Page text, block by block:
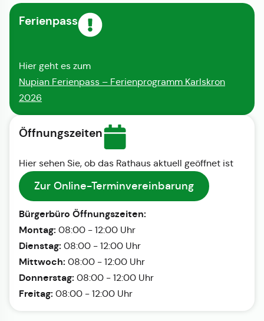
Ferienpass
Hier geht es zum
Nupian Ferienpass – Ferienprogramm Karlskron
2026
Öffnungszeiten
Hier sehen Sie, ob das Rathaus aktuell geöffnet ist
Zur Online-Terminvereinbarung
Bürgerbüro Öffnungszeiten:
Montag: 08:00 - 12:00 Uhr
Dienstag: 08:00 - 12:00 Uhr
Mittwoch: 08:00 - 12:00 Uhr
Donnerstag: 08:00 - 12:00 Uhr
Freitag: 08:00 - 12:00 Uhr